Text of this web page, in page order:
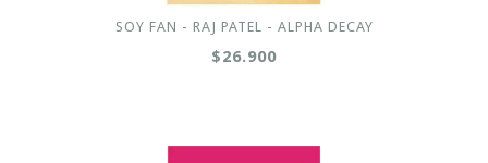
SOY FAN - RAJ PATEL - ALPHA DECAY
$26.900